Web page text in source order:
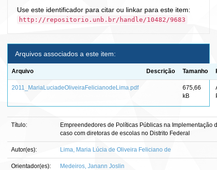
Use este identificador para citar ou linkar para este item:
http://repositorio.unb.br/handle/10482/9683
Arquivos associados a este item:
Arquivo Descrição Tamanho
2011_MariaLuciadeOliveiraFelicianodeLima.pdf
675,66
kB
Título:
Empreendedores de Políticas Públicas na Implementação
caso com diretoras de escolas no Distrito Federal
Autor(es): Lima, Maria Lúcia de Oliveira Feliciano de
Orientador(es): Medeiros, Janann Joslin